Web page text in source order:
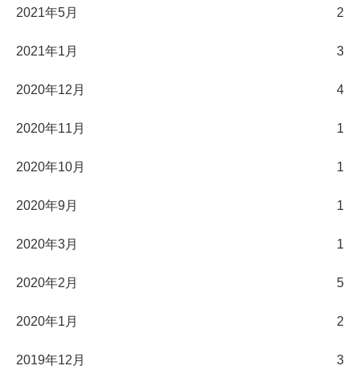
2021年5月 2
2021年1月 3
2020年12月 4
2020年11月 1
2020年10月 1
2020年9月 1
2020年3月 1
2020年2月 5
2020年1月 2
2019年12月 3